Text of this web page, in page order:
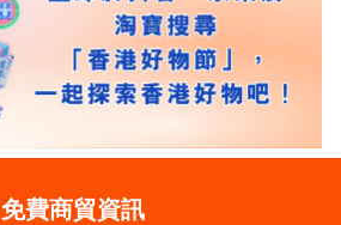
免費商貿資訊